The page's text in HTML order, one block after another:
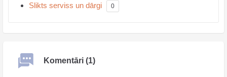
Slikts serviss un dārgi 0
Komentāri (1)